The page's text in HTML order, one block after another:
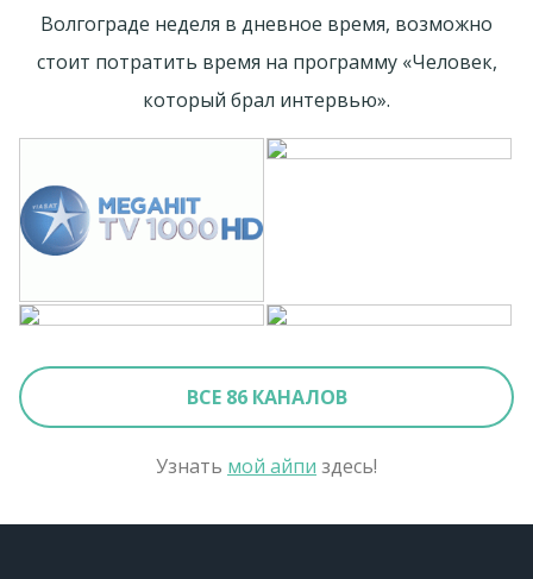
Волгограде неделя в дневное время, возможно
стоит потратить время на программу «Человек,
который брал интервью».
ВСЕ 86 КАНАЛОВ
Узнать мой айпи здесь!